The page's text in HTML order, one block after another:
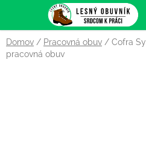
obsah
Domov / Pracovná obuv / Cofra
pracovná obuv